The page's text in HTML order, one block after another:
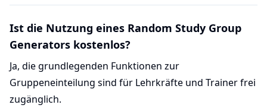
Ist die Nutzung eines Random Study Group
Generators kostenlos?
Ja, die grundlegenden Funktionen zur
Gruppeneinteilung sind für Lehrkräfte und Trainer frei
zugänglich.